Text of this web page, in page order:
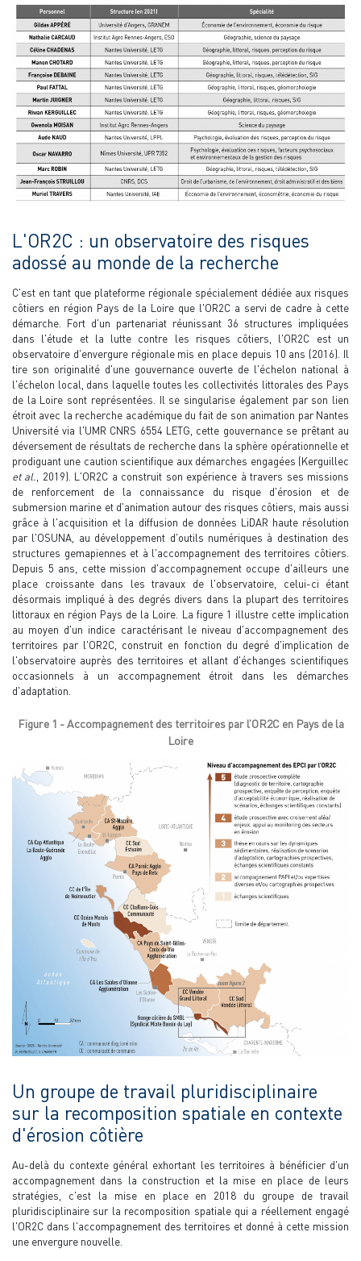
L'OR2C : un observatoire des risques
adossé au monde de la recherche
C'est en tant que plateforme régionale spécialement dédiée aux risques
côtiers en région Pays de la Loire que l'OR2C a servi de cadre à cette
démarche. Fort d'un partenariat réunissant 36 structures impliquées
dans l'étude et la lutte contre les risques côtiers, l'OR2C est un
observatoire d'envergure régionale mis en place depuis 10 ans (2016). Il
tire son originalité d'une gouvernance ouverte de l'échelon national à
l'échelon local, dans laquelle toutes les collectivités littorales des Pays
de la Loire sont représentées. Il se singularise également par son lien
étroit avec la recherche académique du fait de son animation par Nantes
Université via l'UMR CNRS 6554 LETG, cette gouvernance se prêtant au
déversement de résultats de recherche dans la sphère opérationnelle et
prodiguant une caution scientifique aux démarches engagées (Kerguillec
et al., 2019). L'OR2C a construit son expérience à travers ses missions
de renforcement de la connaissance du risque d'érosion et de
submersion marine et d'animation autour des risques côtiers, mais aussi
grâce à l'acquisition et la diffusion de données LiDAR haute résolution
par l'OSUNA, au développement d'outils numériques à destination des
structures gemapiennes et à l'accompagnement des territoires côtiers.
Depuis 5 ans, cette mission d'accompagnement occupe d'ailleurs une
place croissante dans les travaux de l'observatoire, celui-ci étant
désormais impliqué à des degrés divers dans la plupart des territoires
littoraux en région Pays de la Loire. La figure 1 illustre cette implication
au moyen d'un indice caractérisant le niveau d'accompagnement des
territoires par l'OR2C, construit en fonction du degré d'implication de
l'observatoire auprès des territoires et allant d'échanges scientifiques
occasionnels à un accompagnement étroit dans les démarches
d'adaptation.
Figure 1 - Accompagnement des territoires par l’OR2C en Pays de la
Loire
Un groupe de travail pluridisciplinaire
sur la recomposition spatiale en contexte
d'érosion côtière
Au-delà du contexte général exhortant les territoires à bénéficier d'un
accompagnement dans la construction et la mise en place de leurs
stratégies, c'est la mise en place en 2018 du groupe de travail
pluridisciplinaire sur la recomposition spatiale qui a réellement engagé
l'OR2C dans l'accompagnement des territoires et donné à cette mission
une envergure nouvelle.